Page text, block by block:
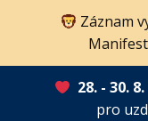
Záznam
28. - 30. 8.
pro